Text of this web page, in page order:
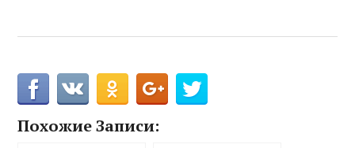
Похожие Записи: